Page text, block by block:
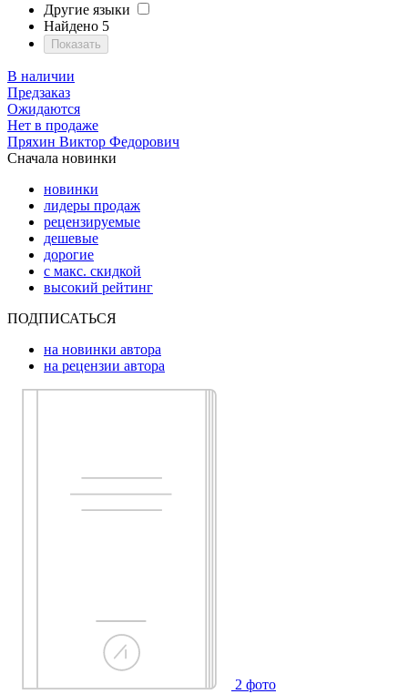
Другие языки
Найдено 5
В наличии
Предзаказ
Ожидаются
Нет в продаже
Пряхин Виктор Федорович
Сначала новинки
новинки
лидеры продаж
рецензируемые
дешевые
дорогие
с макс. скидкой
высокий рейтинг
ПОДПИСАТЬСЯ
на новинки автора
на рецензии автора
2 фото